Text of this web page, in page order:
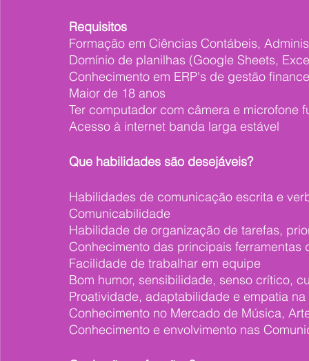
Requisitos
Formação em Ciências Contábeis,
Domínio de planilhas (Google Sheets,
Conhecimento em ERP's de gestão
Maior de 18 anos
Ter computador com câmera e microfone
Acesso à internet banda larga estável
Que habilidades são desejáveis?
Habilidades de comunicação escrita e
Comunicabilidade
Habilidade de organização de tarefas,
Conhecimento das principais
Facilidade de trabalhar em equipe
Bom humor, sensibilidade, senso crítico,
Proatividade, adaptabilidade e empatia
Conhecimento no Mercado de Música,
Conhecimento e envolvimento nas